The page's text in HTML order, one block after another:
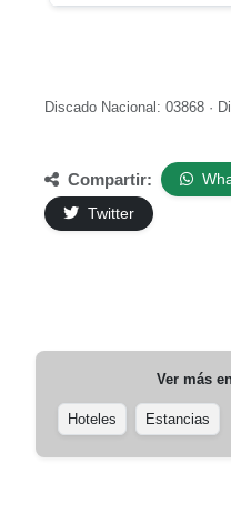
Discado Nacional: 03868 ·
Compartir:
Twitter
Ver más
Hoteles Estancias